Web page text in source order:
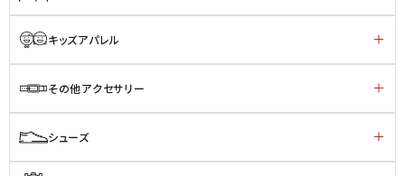
キッズアパレル
その他アクセサリー
シューズ